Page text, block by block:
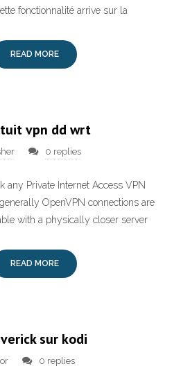
fonctionnalité arrive sur la
READ MORE
vpn dd wrt
0 replies
any Private Internet Access VPN
OpenVPN connections are
with a physically closer server
READ MORE
sur kodi
0 replies